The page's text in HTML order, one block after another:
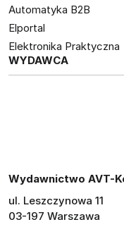
Automatyka B2B
Elportal
Elektronika Praktyczna
WYDAWCA
Wydawnictwo AVT-
ul. Leszczynowa 11
03-197 Warszawa